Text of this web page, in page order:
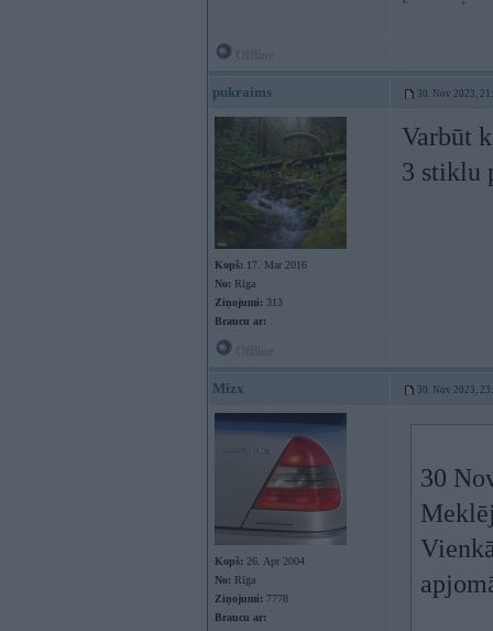
pukraims 30. Nov 2023,
Kopš: 17. Mar 2016
No: Rīga
Ziņojumi: 313
Braucu ar:
Varbūt
3 stiklu
Mizx 30. Nov 2023,
Kopš: 26. Apr 2004
No: Rīga
Ziņojumi: 7778
Braucu ar:
30